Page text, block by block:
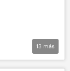
13 más